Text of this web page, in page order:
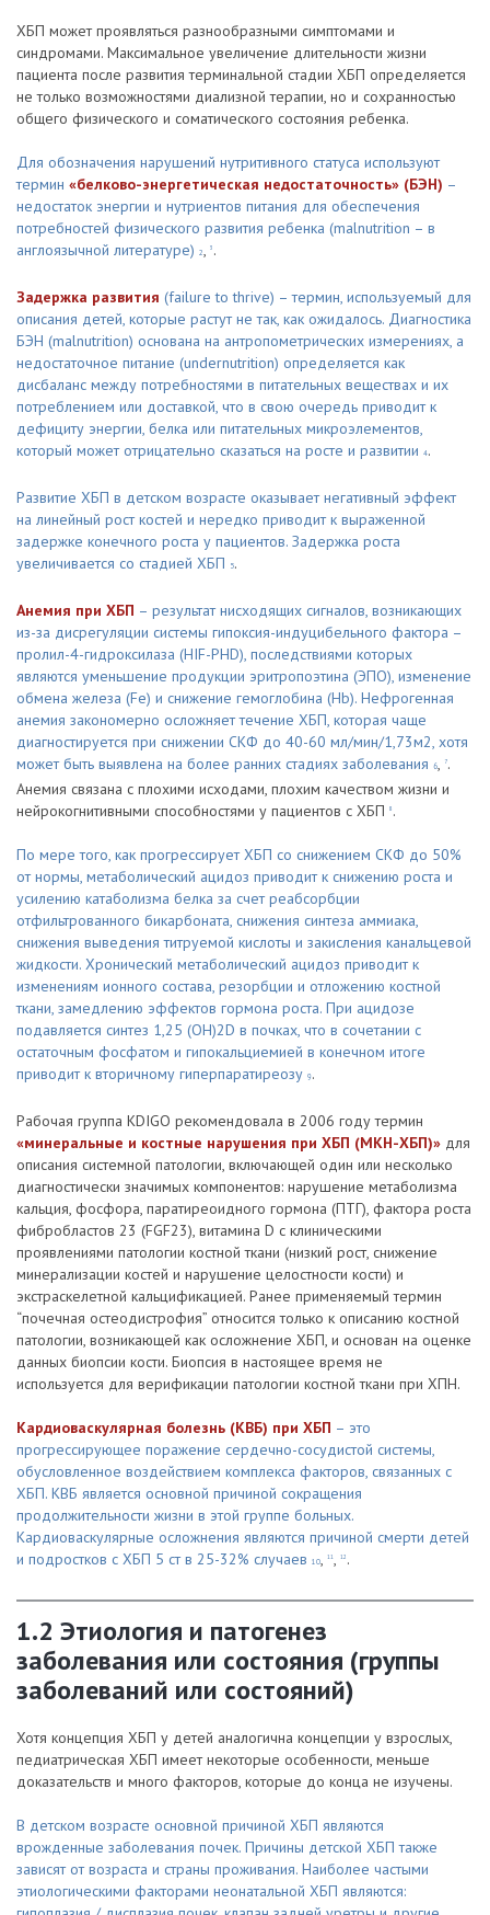
ХБП может проявляться разнообразными симптомами и
синдромами. Максимальное увеличение длительности жизни
пациента после развития терминальной стадии ХБП определяется
не только возможностями диализной терапии, но и сохранностью
общего физического и соматического состояния ребенка.
Для обозначения нарушений нутритивного статуса используют
термин «белково-энергетическая недостаточность» (БЭН) –
недостаток энергии и нутриентов питания для обеспечения
потребностей физического развития ребенка (malnutrition – в
англоязычной литературе) 2, 3 .
Задержка развития (failure to thrive) – термин, используемый для
описания детей, которые растут не так, как ожидалось. Диагностика
БЭН (malnutrition) основана на антропометрических измерениях, а
недостаточное питание (undernutrition) определяется как
дисбаланс между потребностями в питательных веществах и их
потреблением или доставкой, что в свою очередь приводит к
дефициту энергии, белка или питательных микроэлементов,
который может отрицательно сказаться на росте и развитии 4.
Развитие ХБП в детском возрасте оказывает негативный эффект
на линейный рост костей и нередко приводит к выраженной
задержке конечного роста у пациентов. Задержка роста
увеличивается со стадией ХБП
5.
Анемия при ХБП – результат нисходящих сигналов, возникающих
из-за дисрегуляции системы гипоксия-индуцибельного фактора –
пролил-4-гидроксилаза (HIF-PHD), последствиями которых
являются уменьшение продукции эритропоэтина (ЭПО), изменение
обмена железа (Fe) и снижение гемоглобина (Hb). Нефрогенная
анемия закономерно осложняет течение ХБП, которая чаще
диагностируется при снижении СКФ до 40-60 мл/мин/1,73м2, хотя
может быть выявлена на более ранних стадиях заболевания 6, 7.
Анемия связана с плохими исходами, плохим качеством жизни и
нейрокогнитивными способностями у пациентов с ХБП
8 .
По мере того, как прогрессирует ХБП со снижением СКФ до 50%
от нормы, метаболический ацидоз приводит к снижению роста и
усилению катаболизма белка за счет реабсорбции
отфильтрованного бикарбоната, снижения синтеза аммиака,
снижения выведения титруемой кислоты и закисления канальцевой
жидкости. Хронический метаболический ацидоз приводит к
изменениям ионного состава, резорбции и отложению костной
ткани, замедлению эффектов гормона роста. При ацидозе
подавляется синтез 1,25 (OH)2D в почках, что в сочетании с
остаточным фосфатом и гипокальциемией в конечном итоге
приводит к вторичному гиперпаратиреозу 9.
Рабочая группа KDIGO рекомендовала в 2006 году термин
«минеральные и костные нарушения при ХБП (МКН-ХБП)» для
описания системной патологии, включающей один или несколько
диагностически значимых компонентов: нарушение метаболизма
кальция, фосфора, паратиреоидного гормона (ПТГ), фактора роста
фибробластов 23 (FGF23), витамина D с клиническими
проявлениями патологии костной ткани (низкий рост, снижение
минерализации костей и нарушение целостности кости) и
экстраскелетной кальцификацией. Ранее применяемый термин
“почечная остеодистрофия” относится только к описанию костной
патологии, возникающей как осложнение ХБП, и основан на оценке
данных биопсии кости. Биопсия в настоящее время не
используется для верификации патологии костной ткани при ХПН.
Кардиоваскулярная болезнь (КВБ) при ХБП – это
прогрессирующее поражение сердечно-сосудистой системы,
обусловленное воздействием комплекса факторов, связанных с
ХБП. КВБ является основной причиной сокращения
продолжительности жизни в этой группе больных.
Кардиоваскулярные осложнения являются причиной смерти детей
и подростков с ХБП 5 ст в 25-32% случаев 10, 11, 12 .
1.2 Этиология и патогенез
заболевания или состояния (группы
заболеваний или состояний)
Хотя концепция ХБП у детей аналогична концепции у взрослых,
педиатрическая ХБП имеет некоторые особенности, меньше
доказательств и много факторов, которые до конца не изучены.
В детском возрасте основной причиной ХБП являются
врожденные заболевания почек. Причины детской ХБП также
зависят от возраста и страны проживания. Наиболее частыми
этиологическими факторами неонатальной ХБП являются: